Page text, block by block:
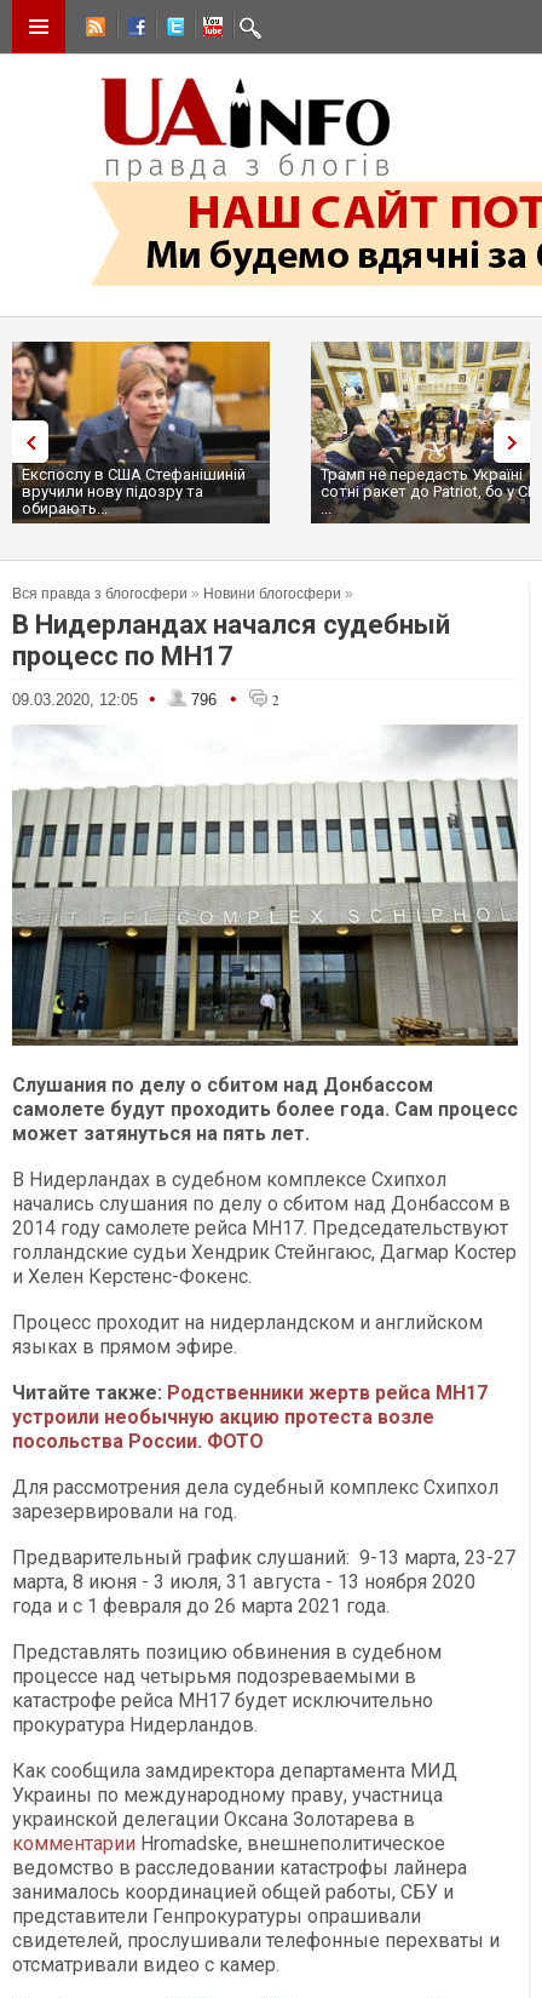
Експослу в США Стефанішиній
вручили нову підозру та
обирають...
Трамп не передасть Україні
сотні ракет до Patriot, бо у
...
Вся правда з блогосфери » Новини блогосфери »
В Нидерландах начался судебный
процесс по МН17
09.03.2020, 12:05 • 796 • 2
Слушания по делу о сбитом над Донбассом
самолете будут проходить более года. Сам процесс
может затянуться на пять лет.
В Нидерландах в судебном комплексе Схипхол
начались слушания по делу о сбитом над Донбассом в
2014 году самолете рейса МН17. Председательствуют
голландские судьи Хендрик Стейнгаюс, Дагмар Костер
и Хелен Керстенс-Фокенс.
Процесс проходит на нидерландском и английском
языках в прямом эфире.
Читайте также: Родственники жертв рейса МН17
устроили необычную акцию протеста возле
посольства России. ФОТО
Для рассмотрения дела судебный комплекс Схипхол
зарезервировали на год.
Предварительный график слушаний: 9-13 марта, 23-27
марта, 8 июня - 3 июля, 31 августа - 13 ноября 2020
года и с 1 февраля до 26 марта 2021 года.
Представлять позицию обвинения в судебном
процессе над четырьмя подозреваемыми в
катастрофе рейса МН17 будет исключительно
прокуратура Нидерландов.
Как сообщила замдиректора департамента МИД
Украины по международному праву, участница
украинской делегации Оксана Золотарева в
комментарии Hromadske, внешнеполитическое
ведомство в расследовании катастрофы лайнера
занималось координацией общей работы, СБУ и
представители Генпрокуратуры опрашивали
свидетелей, прослушивали телефонные перехваты и
отсматривали видео с камер.